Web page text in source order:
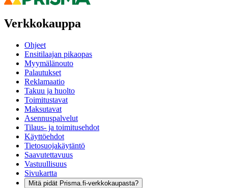
Verkkokauppa
Ohjeet
Ensitilaajan pikaopas
Myymälänouto
Palautukset
Reklamaatio
Takuu ja huolto
Toimitustavat
Maksutavat
Asennuspalvelut
Tilaus- ja toimitusehdot
Käyttöehdot
Tietosuojakäytäntö
Saavutettavuus
Vastuullisuus
Sivukartta
Mitä pidät Prisma.fi-verkkokaupasta?